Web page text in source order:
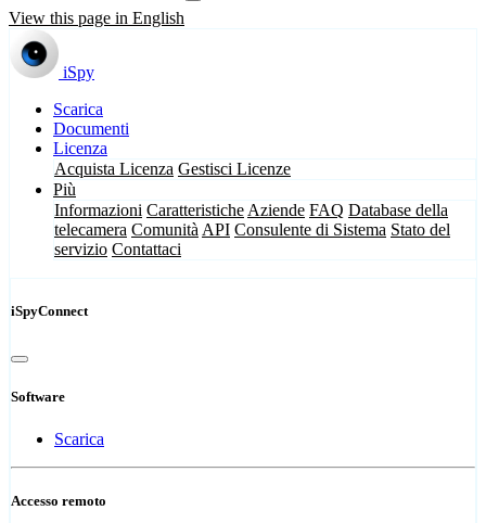
View this page in English
iSpy
Scarica
Documenti
Licenza
Acquista Licenza Gestisci Licenze
Più
Informazioni Caratteristiche Aziende FAQ Database della
telecamera Comunità API Consulente di Sistema Stato del
servizio Contattaci
iSpyConnect
Software
Scarica
Accesso remoto